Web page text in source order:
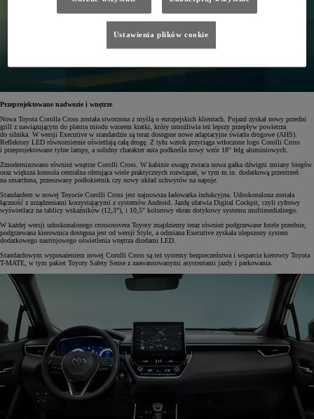
Przeprojektowane nadwozie i wnętrze
Nowa Toyota Corolla Cross została stworzona z myślą o europejskich klientach. Pojazd zyskał nowy przedni
grill z nawiązującym do plastra miodu wzorem kratki, który umożliwia też lepszy przepływ powietrza
do silnika. W wersji Executive w standardzie są teraz dostępne nowe adaptacyjne światła drogowe (AHS).
Reflektory LED równomiernie oświetlają całą drogę. Z tyłu wzrok przyciąga wtłoczone logo Corolli Cross
i przeprojektowane tylne lampy, a solidny charakter auta podkreśla nowy wzór 18" felg aluminiowych.
Zmodernizowano również wnętrze Corolli Cross. W kabinie uwagę zwraca nowa gałka dźwigni zmiany biegów
oraz większa konsola centralna oferująca wiele praktycznych rozwiązań, w tym m.in. dodatkową przestrzeń
na smartfona, przesuwany podłokietnik czy nowy układ uchwytów na napoje.
Standardem w nowej Toyocie Corolli Cross jest najnowsza ładowarka indukcyjna. Udoskonalona została
łączność z urządzeniami korzystającymi z systemów Android. Jazdę ułatwia Digital Cockpit, czyli cyfrowy
wyświetlacz na tablicy wskaźników (12,3”), i 10,5" kolorowy ekran dotykowy systemu multimedialnego.
W każdej wersji udoskonalonego crossosovera Toyoty znajdziemy teraz również podgrzewane fotele przednie,
podgrzewana kierownica dostępna jest od wersji Style, a odmiana Executive zyskała ulepszony system
dodatkowego nastrojowego oświetlenia wnętrza diodami LED.
Standardowym wyposażeniem nowej Corolli Cross są też systemy bezpieczeństwa i wsparcia kierowcy Toyota
T-MATE, w tym pakiet Toyoty Safety Sense z zaawansowanymi asystentami jazdy i parkowania.
Ustawienia plików cookie